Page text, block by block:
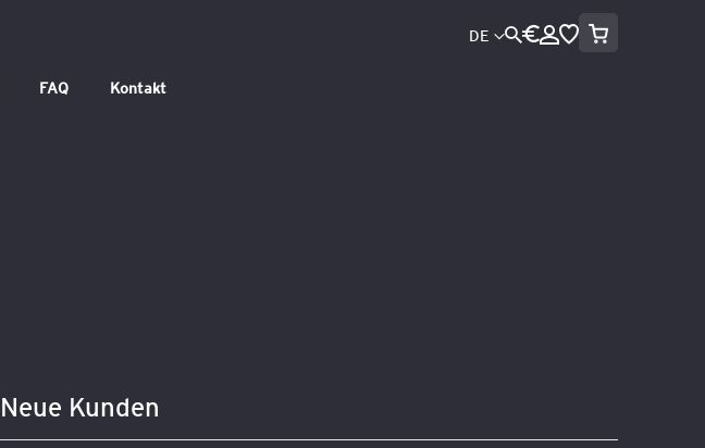
FAQ Kontakt
Währung
Sprache
DE Mein
Neue Kunden